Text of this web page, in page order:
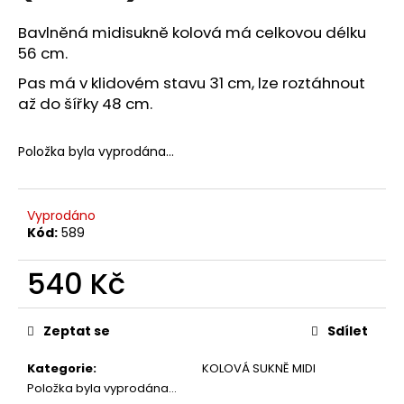
Bavlněná midisukně kolová má celkovou délku
56 cm.
Pas má v klidovém stavu 31 cm, lze roztáhnout
až do šířky 48 cm.
Položka byla vyprodána…
Vyprodáno
Kód: 589
540 Kč
Měrná
cena:
Kategorie:
KOLOVÁ SUKNĚ MIDI
Položka byla vyprodána…
Zeptat se Sdílet
u
j
e
m
e
ZAVINOVACÍ
FIALOVÉ
(BÉŽOVÁ)
850
Kč